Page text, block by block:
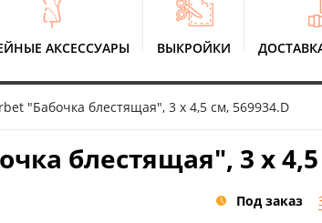
АКСЕССУАРЫ ВЫКРОЙКИ
"Бабочка блестящая", 3 x 4,5 см, 569934.D
блестящая", 3 x 4,5
Под заказ